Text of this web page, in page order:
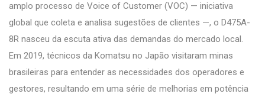
amplo processo de Voice of Customer (VOC) — iniciativa
global que coleta e analisa sugestões de clientes —, o D475A-
8R nasceu da escuta ativa das demandas do mercado local.
Em 2019, técnicos da Komatsu no Japão visitaram minas
brasileiras para entender as necessidades dos operadores e
gestores, resultando em uma série de melhorias em potência